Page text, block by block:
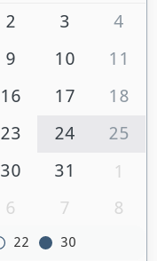
2 3
4
9 10
11
16 17
18
23 24
25
30 31
1
6 7 8
22 30